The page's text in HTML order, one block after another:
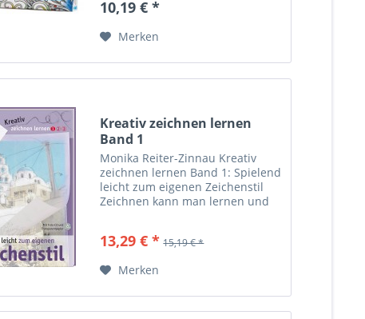
Zeichentrendthema für
10,19 € *
Merken
Kreativ zeichnen lernen
Band 1
Monika Reiter-Zinnau Kreativ
zeichnen lernen Band 1: Spielend
leicht zum eigenen Zeichenstil
Zeichnen kann man lernen und
Reiter-Zinnau hat eine ebenso
13,29 € * 15,19 € *
Merken